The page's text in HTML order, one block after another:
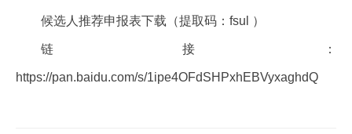
候选人推荐申报表下载（提取码：fsul ）
链接：
https://pan.baidu.com/s/1ipe4OFdSHPxhEBVyxaghdQ